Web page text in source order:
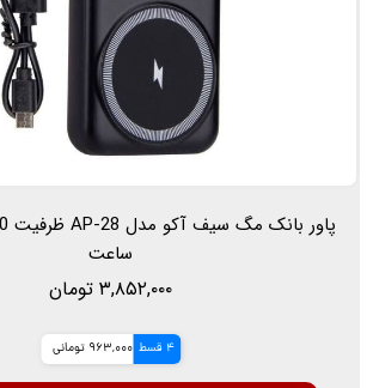
ساعت
۳,۸۵۲,۰۰۰ تومان
4 قسط 963,000 تومانی